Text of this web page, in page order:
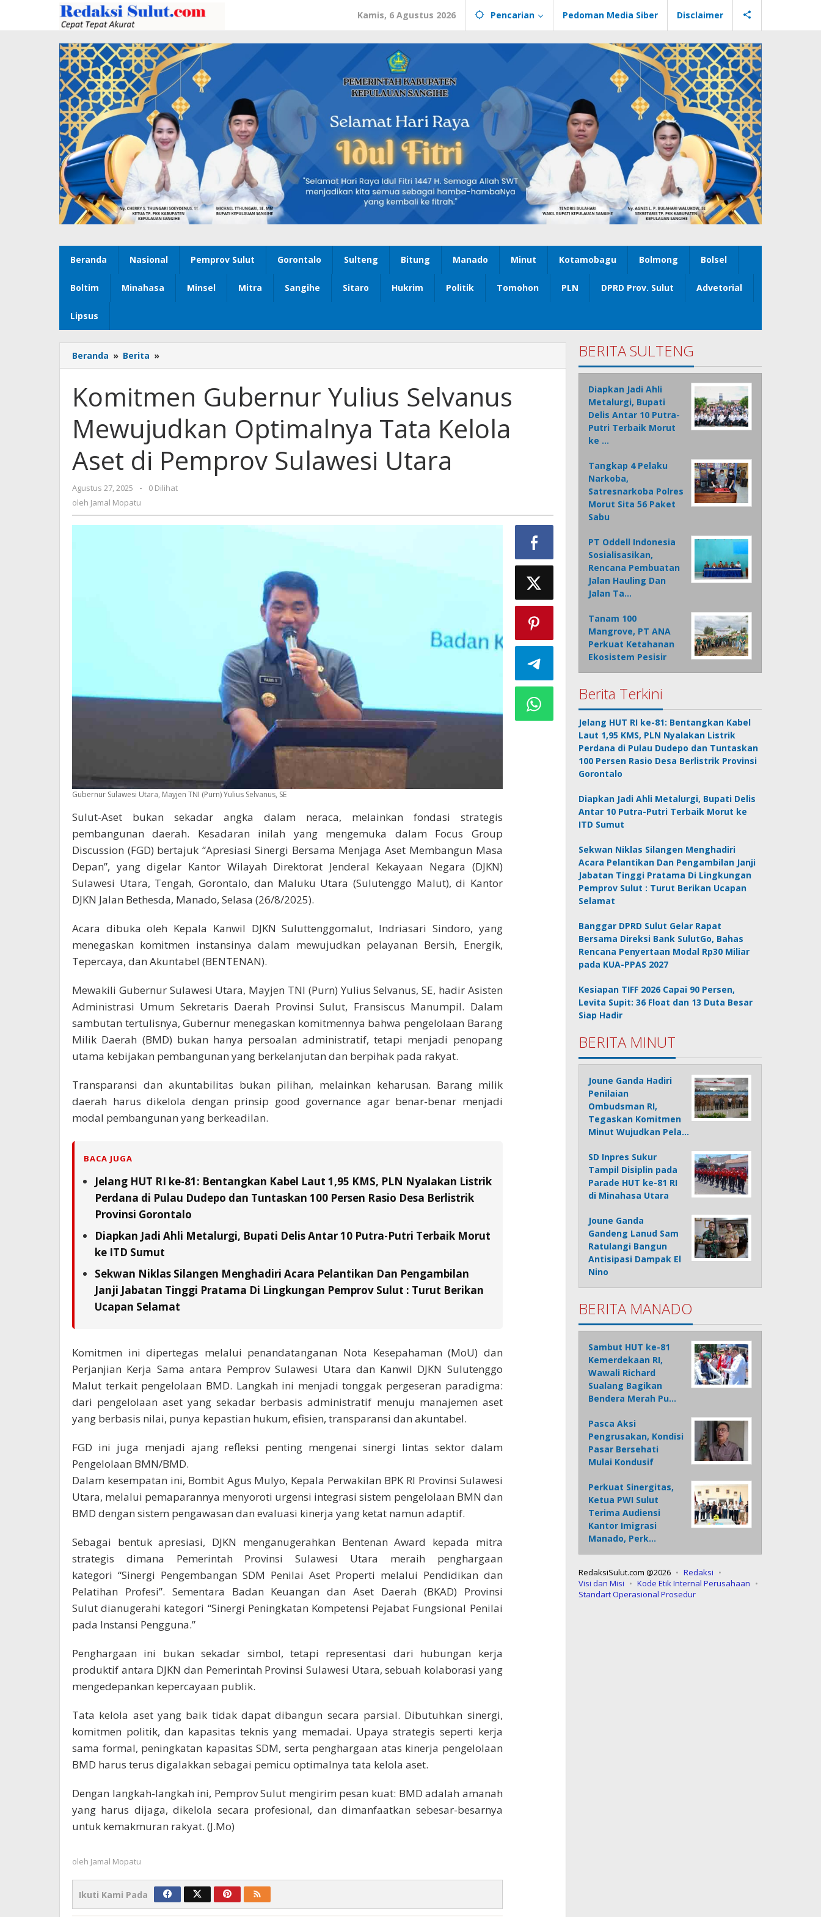
konten
Kamis, 6 Agustus 2026 Pencarian Pedoman Media Siber Disclaimer
Beranda Nasional Pemprov Sulut Gorontalo Sulteng Bitung Manado Minut Kotamobagu Bolmong Bolsel
Boltim Minahasa Minsel Mitra Sangihe Sitaro Hukrim Politik Tomohon PLN DPRD Prov. Sulut Advetorial
Lipsus
Beranda » Berita »
Gubernur
Selvanus
Mewujudkan
Optimalnya
Tata
Aset
di
Pemprov
Komitmen Gubernur Yulius Selvanus
Mewujudkan Optimalnya Tata Kelola
Aset di Pemprov Sulawesi Utara
Agustus 27, 2025
oleh
Jamal
-
0 Dilihat
oleh Jamal Mopatu
Gubernur Sulawesi Utara, Mayjen TNI (Purn) Yulius Selvanus, SE
Sulut-Aset bukan sekadar angka dalam neraca, melainkan fondasi strategis
pembangunan daerah. Kesadaran inilah yang mengemuka dalam Focus Group
Discussion (FGD) bertajuk “Apresiasi Sinergi Bersama Menjaga Aset Membangun Masa
Depan”, yang digelar Kantor Wilayah Direktorat Jenderal Kekayaan Negara (DJKN)
Sulawesi Utara, Tengah, Gorontalo, dan Maluku Utara (Sulutenggo Malut), di Kantor
DJKN Jalan Bethesda, Manado, Selasa (26/8/2025).
Acara dibuka oleh Kepala Kanwil DJKN Suluttenggomalut, Indriasari Sindoro, yang
menegaskan komitmen instansinya dalam mewujudkan pelayanan Bersih, Energik,
Tepercaya, dan Akuntabel (BENTENAN).
Mewakili Gubernur Sulawesi Utara, Mayjen TNI (Purn) Yulius Selvanus, SE, hadir Asisten
Administrasi Umum Sekretaris Daerah Provinsi Sulut, Fransiscus Manumpil. Dalam
sambutan tertulisnya, Gubernur menegaskan komitmennya bahwa pengelolaan Barang
Milik Daerah (BMD) bukan hanya persoalan administratif, tetapi menjadi penopang
utama kebijakan pembangunan yang berkelanjutan dan berpihak pada rakyat.
Transparansi dan akuntabilitas bukan pilihan, melainkan keharusan. Barang milik
daerah harus dikelola dengan prinsip good governance agar benar-benar menjadi
modal pembangunan yang berkeadilan.
BACA JUGA
Jelang HUT RI ke-81: Bentangkan Kabel Laut 1,95 KMS, PLN Nyalakan Listrik
Perdana di Pulau Dudepo dan Tuntaskan 100 Persen Rasio Desa Berlistrik
Provinsi Gorontalo
Diapkan Jadi Ahli Metalurgi, Bupati Delis Antar 10 Putra-Putri Terbaik Morut
ke ITD Sumut
Sekwan Niklas Silangen Menghadiri Acara Pelantikan Dan Pengambilan
Janji Jabatan Tinggi Pratama Di Lingkungan Pemprov Sulut : Turut Berikan
Ucapan Selamat
Komitmen ini dipertegas melalui penandatanganan Nota Kesepahaman (MoU) dan
Perjanjian Kerja Sama antara Pemprov Sulawesi Utara dan Kanwil DJKN Sulutenggo
Malut terkait pengelolaan BMD. Langkah ini menjadi tonggak pergeseran paradigma:
dari pengelolaan aset yang sekadar berbasis administratif menuju manajemen aset
yang berbasis nilai, punya kepastian hukum, efisien, transparansi dan akuntabel.
FGD ini juga menjadi ajang refleksi penting mengenai sinergi lintas sektor dalam
Pengelolaan BMN/BMD.
Dalam kesempatan ini, Bombit Agus Mulyo, Kepala Perwakilan BPK RI Provinsi Sulawesi
Utara, melalui pemaparannya menyoroti urgensi integrasi sistem pengelolaan BMN dan
BMD dengan sistem pengawasan dan evaluasi kinerja yang ketat namun adaptif.
Sebagai bentuk apresiasi, DJKN menganugerahkan Bentenan Award kepada mitra
strategis dimana Pemerintah Provinsi Sulawesi Utara meraih penghargaan
kategori “Sinergi Pengembangan SDM Penilai Aset Properti melalui Pendidikan dan
Pelatihan Profesi”. Sementara Badan Keuangan dan Aset Daerah (BKAD) Provinsi
Sulut dianugerahi kategori “Sinergi Peningkatan Kompetensi Pejabat Fungsional Penilai
pada Instansi Pengguna.”
Penghargaan ini bukan sekadar simbol, tetapi representasi dari hubungan kerja
produktif antara DJKN dan Pemerintah Provinsi Sulawesi Utara, sebuah kolaborasi yang
mengedepankan kepercayaan publik.
Tata kelola aset yang baik tidak dapat dibangun secara parsial. Dibutuhkan sinergi,
komitmen politik, dan kapasitas teknis yang memadai. Upaya strategis seperti kerja
sama formal, peningkatan kapasitas SDM, serta penghargaan atas kinerja pengelolaan
BMD harus terus digalakkan sebagai pemicu optimalnya tata kelola aset.
Dengan langkah-langkah ini, Pemprov Sulut mengirim pesan kuat: BMD adalah amanah
yang harus dijaga, dikelola secara profesional, dan dimanfaatkan sebesar-besarnya
untuk kemakmuran rakyat. (J.Mo)
oleh Jamal Mopatu
Ikuti Kami Pada
BERITA SULTENG
Diapkan Jadi Ahli
Metalurgi, Bupati
Delis Antar 10 Putra-
Putri Terbaik Morut
ke …
Tangkap 4 Pelaku
Narkoba,
Satresnarkoba Polres
Morut Sita 56 Paket
Sabu
PT Oddell Indonesia
Sosialisasikan,
Rencana Pembuatan
Jalan Hauling Dan
Jalan Ta…
Tanam 100
Mangrove, PT ANA
Perkuat Ketahanan
Ekosistem Pesisir
Berita Terkini
Jelang HUT RI ke-81: Bentangkan Kabel
Laut 1,95 KMS, PLN Nyalakan Listrik
Perdana di Pulau Dudepo dan Tuntaskan
100 Persen Rasio Desa Berlistrik Provinsi
Gorontalo
Diapkan Jadi Ahli Metalurgi, Bupati Delis
Antar 10 Putra-Putri Terbaik Morut ke
ITD Sumut
Sekwan Niklas Silangen Menghadiri
Acara Pelantikan Dan Pengambilan Janji
Jabatan Tinggi Pratama Di Lingkungan
Pemprov Sulut : Turut Berikan Ucapan
Selamat
Banggar DPRD Sulut Gelar Rapat
Bersama Direksi Bank SulutGo, Bahas
Rencana Penyertaan Modal Rp30 Miliar
pada KUA-PPAS 2027
Kesiapan TIFF 2026 Capai 90 Persen,
Levita Supit: 36 Float dan 13 Duta Besar
Siap Hadir
BERITA MINUT
Joune Ganda Hadiri
Penilaian
Ombudsman RI,
Tegaskan Komitmen
Minut Wujudkan Pela…
SD Inpres Sukur
Tampil Disiplin pada
Parade HUT ke-81 RI
di Minahasa Utara
Joune Ganda
Gandeng Lanud Sam
Ratulangi Bangun
Antisipasi Dampak El
Nino
BERITA MANADO
Sambut HUT ke-81
Kemerdekaan RI,
Wawali Richard
Sualang Bagikan
Bendera Merah Pu…
Pasca Aksi
Pengrusakan, Kondisi
Pasar Bersehati
Mulai Kondusif
Perkuat Sinergitas,
Ketua PWI Sulut
Terima Audiensi
Kantor Imigrasi
Manado, Perk…
RedaksiSulut.com @2026
Redaksi
Visi dan Misi
Kode Etik Internal Perusahaan
Standart Operasional Prosedur